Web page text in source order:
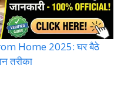
Home 2025: घर बैठे
तरीका